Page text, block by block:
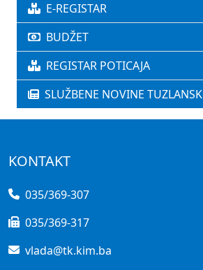
E-REGISTAR
BUDŽET
REGISTAR POTICAJA
SLUŽBENE NOVINE
KONTAKT
035/369-307
035/369-317
vlada@tk.kim.ba